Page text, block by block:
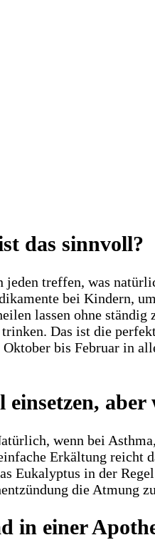
das sinnvoll?
treffen, was
bei Kindern,
lassen ohne
Das ist die
bis Februar in
aber
wenn bei
Erkältung reicht
Eukalyptus in der
die Atmung
in einer